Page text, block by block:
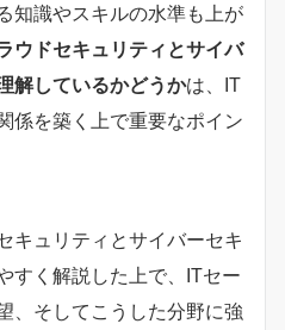
知識やスキルの水準も上が
ウドセキュリティとサイバ
解しているかどうかは、IT
係を築く上で重要なポイン
キュリティとサイバーセキ
すく解説した上で、ITセー
、そしてこうした分野に強